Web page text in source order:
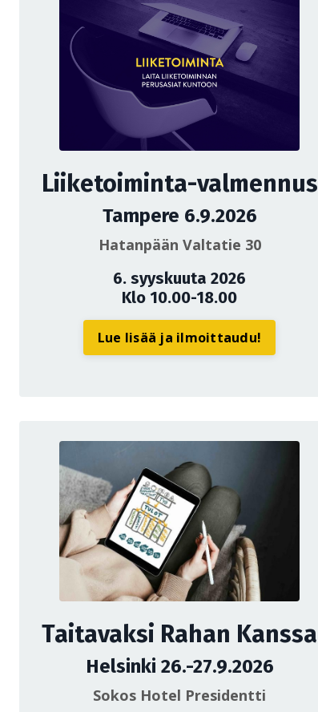
Liiketoiminta-valmennus
Tampere 6.9.2026
Hatanpään Valtatie 30
6. syyskuuta 2026
Klo 10.00-18.00
Lue lisää ja ilmoittaudu!
Taitavaksi Rahan Kanssa
Helsinki 26.-27.9.2026
Sokos Hotel Presidentti